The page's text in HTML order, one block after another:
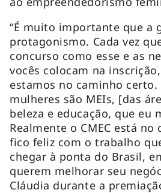
“É muito importante que a
protagonismo. Cada vez
concurso como esse e as
vocês colocam na
estamos no caminho
mulheres são MEIs, [das
beleza e educação, que eu
Realmente o CMEC está
fico feliz com o trabalho
chegar à ponta do Brasil,
querem melhorar seu
Cláudia durante a